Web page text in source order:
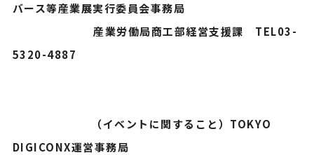
バース等産業展実行委員会事務局
産業労働局商工部経営支援課 TEL03-
5320-4887
（イベントに関すること）TOKYO
DIGICONX運営事務局